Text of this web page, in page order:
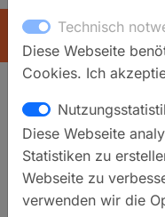
ÜBERSICHT
Suchfilter
Kategorien
Technisch
Diese Webseite
Cookies. Ich
Diese Webseite
Statistiken zu
Webseite zu
verwenden wir die